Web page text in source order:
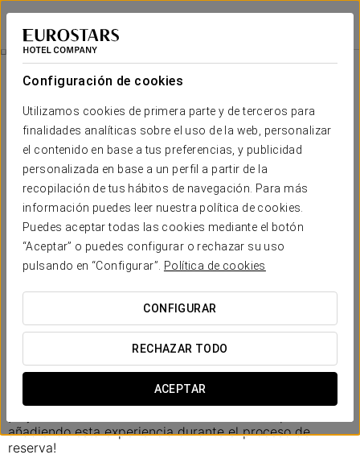
Configuración de cookies
Utilizamos cookies de primera parte y de terceros para
finalidades analíticas sobre el uso de la web, personalizar
el contenido en base a tus preferencias, y publicidad
personalizada en base a un perfil a partir de la
recopilación de tus hábitos de navegación. Para más
información puedes leer nuestra política de cookies.
Puedes aceptar todas las cookies mediante el botón
“Aceptar” o puedes configurar o rechazar su uso
pulsando en “Configurar”.
Política de cookies
CONFIGURAR
RECHAZAR TODO
ACEPTAR
Áurea Washington Irving
GRANADA
Un Tranquilo Despertar
30€ por persona
Un tranquilo despertar
Comienza el día con un delicioso desayuno en la
Disfruta de una amplia variedad de productos; café,
zumo de naranja, cava, yogures, quesos, embutidos,
fruta de temporada entera y cortada, y una selección de
añadiendo esta experiencia durante el proceso de
reserva!